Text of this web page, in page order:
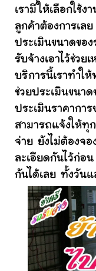
เรามีให้เลือกใช้
ลูกค้าต้องการเล
ประเมินขนาดขอ
รับจ้างเอาไว้ช่ว
บริการนี้เราทำใ
ช่วยประเมินขนาด
ประเมินราคาการ
สามารถแจ้งให้ทุ
จ่าย ยังไม่ต้องจอ
ละเอียดกันไว้ก่อ
กันได้เลย ทั้งวันแ